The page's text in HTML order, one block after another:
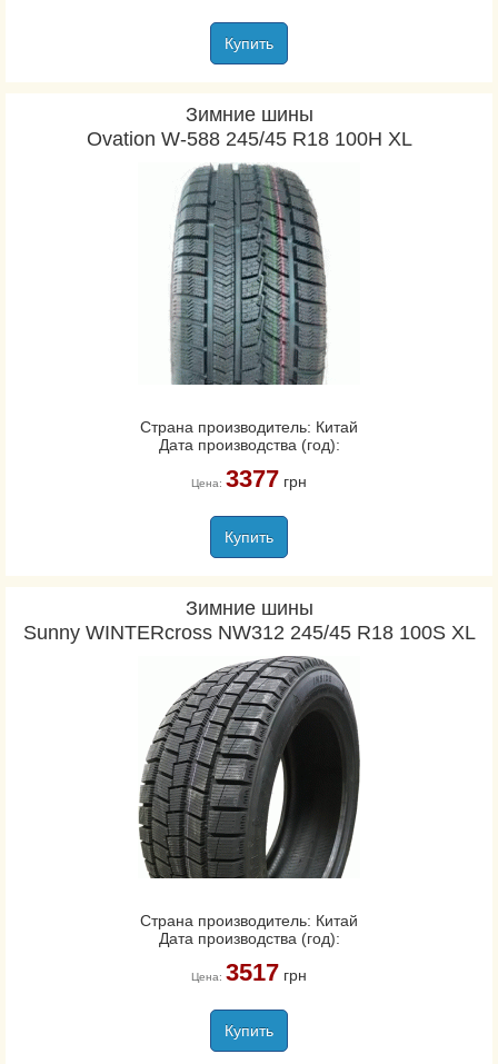
Купить
Зимние шины
Ovation W-588 245/45 R18 100H XL
Страна производитель: Китай
Дата производства (год):
Цена: 3377грн
Купить
Зимние шины
Sunny WINTERcross NW312 245/45 R18 100S XL
Страна производитель: Китай
Дата производства (год):
Цена: 3517грн
Купить